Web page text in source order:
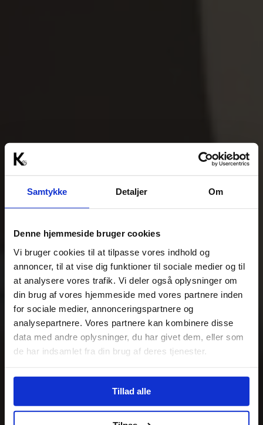
Samtykke Detaljer Om
Denne hjemmeside bruger cookies
Vi bruger cookies til at tilpasse vores indhold og
annoncer, til at vise dig funktioner til sociale medier og til
at analysere vores trafik. Vi deler også oplysninger om
din brug af vores hjemmeside med vores partnere inden
for sociale medier, annonceringspartnere og
analysepartnere. Vores partnere kan kombinere disse
data med andre oplysninger, du har givet dem, eller som
de har indsamlet fra din brug af deres tjenester.
Tillad alle